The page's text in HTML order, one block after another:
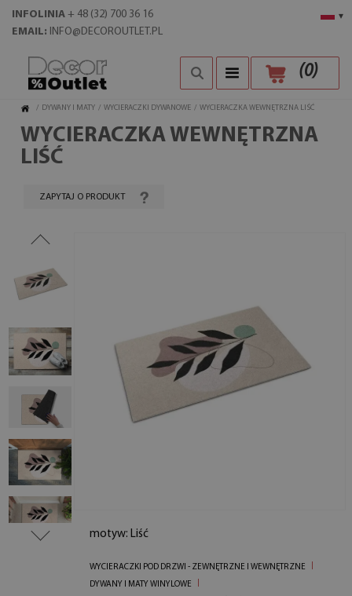
▾
INFOLINIA + 48 (32) 700 36 16
EMAIL: INFO@DECOROUTLET.PL
(0)
/ DYWANY I MATY / WYCIERACZKI DYWANOWE / WYCIERACZKA WEWNĘTRZNA LIŚĆ
WYCIERACZKA WEWNĘTRZNA
LIŚĆ
ZAPYTAJ O PRODUKT
motyw: Liść
WYCIERACZKI POD DRZWI - ZEWNĘTRZNE I WEWNĘTRZNE
DYWANY I MATY WINYLOWE